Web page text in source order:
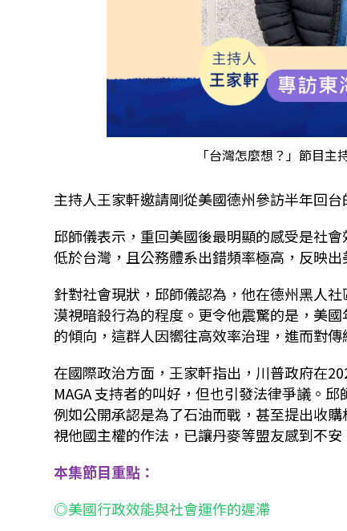
「台灣怎麼想？」節目
主持人王家軒邀請剛從美國德州參訪半年回
邱師儀表示，重回美國後最明顯的感受是社
低於台灣，且公務體系出錯頻率極高，反映出
針對社會現狀，邱師儀認為，他在德州黑人
漠視暗殺行為的程度。更令他震驚的是，美國
的傾向，這群人因嚮往高效率治理，進而對
在國際政治方面，王家軒指出，川普政府在
MAGA支持者的叫好，但也引發法律爭議。
例如公開承認是為了石油而戰，甚至提出收
視他國主權的作法，已讓丹麥等盟友感到不
本集節目重點：
◎美國行政效能與社會運作的遲滯